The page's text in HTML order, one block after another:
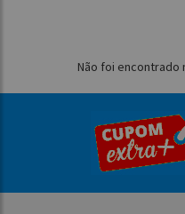
Não foi encontrado